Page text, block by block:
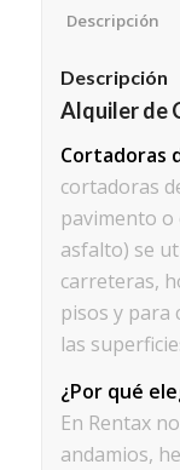
Descripción
Descripción
Alquiler de
Cortadoras
cortadoras
pavimento
asfalto) se
carreteras,
pisos y para
las
¿Por qué
En Rentax
andamios,